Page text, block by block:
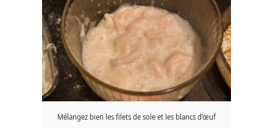
Mélangez bien les filets de sole et les blancs d’œuf